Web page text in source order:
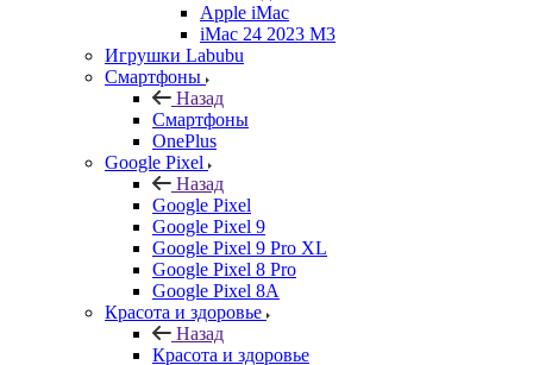
Apple iMac
iMac 24 2023 M3
Игрушки Labubu
Смартфоны
Назад
Смартфоны
OnePlus
Google Pixel
Назад
Google Pixel
Google Pixel 9
Google Pixel 9 Pro XL
Google Pixel 8 Pro
Google Pixel 8A
Красота и здоровье
Назад
Красота и здоровье